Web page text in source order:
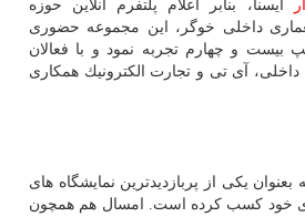
ایسنا، بنابر اعلام ​پلتفرم آنلاین حوزه
داخلی خوگر، این مجموعه حضوری
بیست و چهارم تجربه نمود و با فعالان
داخلی، آی تی و تجارت الكترونیك همكاری
یكی از پربازدیدترین نمایشگاه های
خود كسب كرده است. امسال هم همچون